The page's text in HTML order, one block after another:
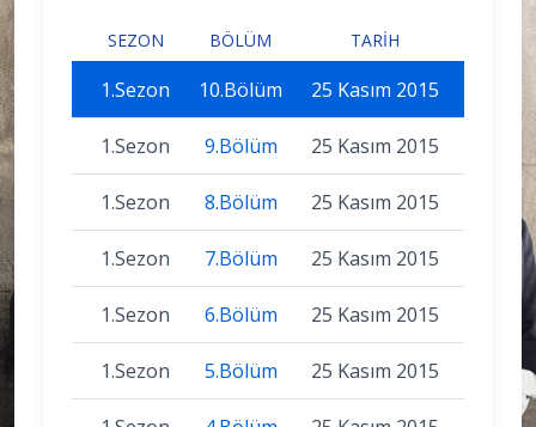
SEZON BÖLÜM TARIH
1.Sezon 10.Bölüm 25 Kasım 2015
1.Sezon 9.Bölüm 25 Kasım 2015
1.Sezon 8.Bölüm 25 Kasım 2015
1.Sezon 7.Bölüm 25 Kasım 2015
1.Sezon 6.Bölüm 25 Kasım 2015
1.Sezon 5.Bölüm 25 Kasım 2015